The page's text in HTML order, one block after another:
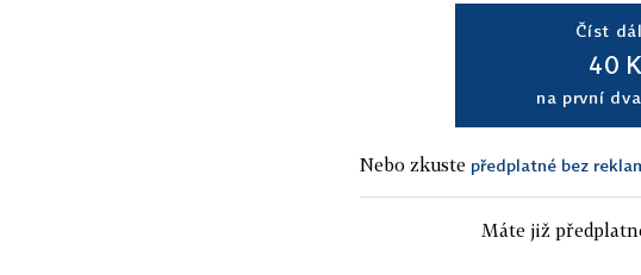
Číst
40
na první
Nebo zkuste předplatné bez
Máte již